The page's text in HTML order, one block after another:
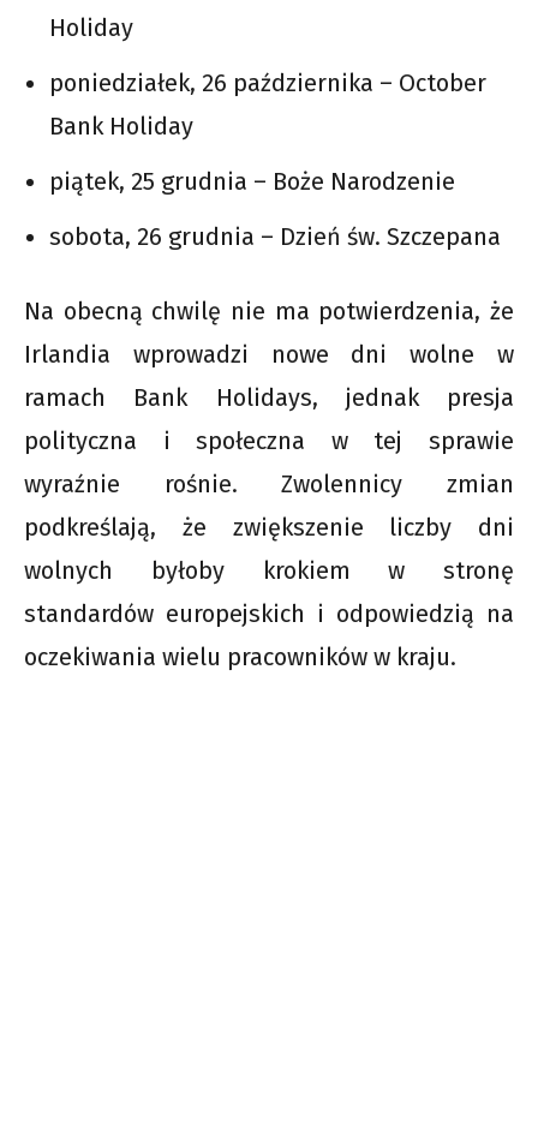
Holiday
poniedziałek, 26 października – October
Bank Holiday
piątek, 25 grudnia – Boże Narodzenie
sobota, 26 grudnia – Dzień św. Szczepana
Na obecną chwilę nie ma potwierdzenia, że
Irlandia wprowadzi nowe dni wolne w
ramach Bank Holidays, jednak presja
polityczna i społeczna w tej sprawie
wyraźnie rośnie. Zwolennicy zmian
podkreślają, że zwiększenie liczby dni
wolnych byłoby krokiem w stronę
standardów europejskich i odpowiedzią na
oczekiwania wielu pracowników w kraju.